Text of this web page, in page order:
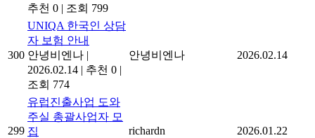
추천 0 | 조회 799
300
UNIQA 한국인 상담
자 보험 안내
안녕비엔나 |
2026.02.14 | 추천 0 |
조회 774
안녕비엔나 2026.02.14
299
유럽진출사업 도와
주실 총괄사업자 모
집
richardn 2026.01.22